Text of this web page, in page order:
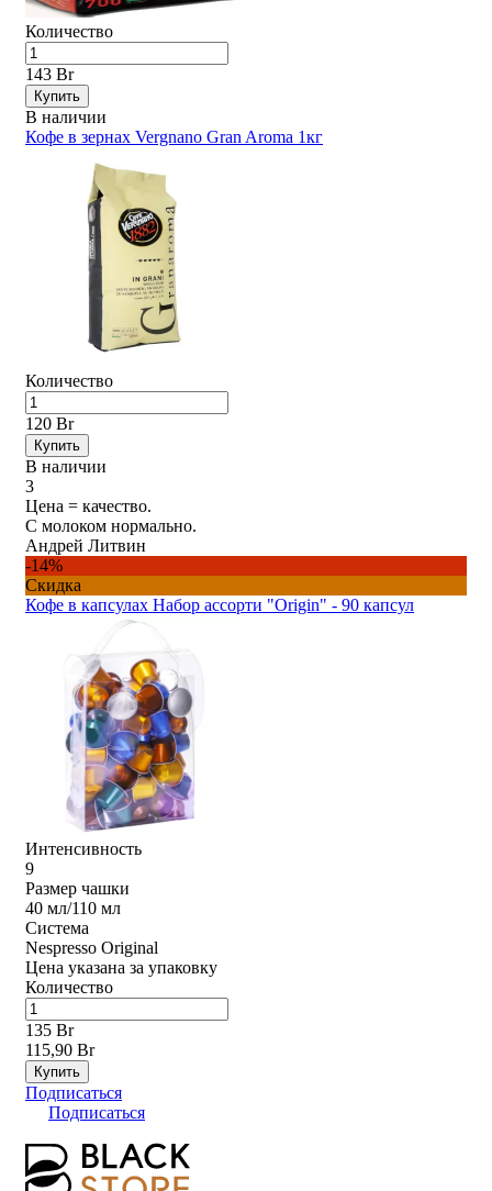
Количество
143 Br
Купить
В наличии
Кофе в зернах Vergnano Gran Aroma 1кг
Количество
120 Br
Купить
В наличии
3
Цена = качество.
С молоком нормально.
Андрей Литвин
-14%
Скидка
Кофе в капсулах Набор ассорти "Origin" - 90 капсул
Интенсивность
9
Размер чашки
40 мл/110 мл
Система
Nespresso Original
Цена указана за упаковку
Количество
135 Br
115,90 Br
Купить
Подписаться
Подписаться